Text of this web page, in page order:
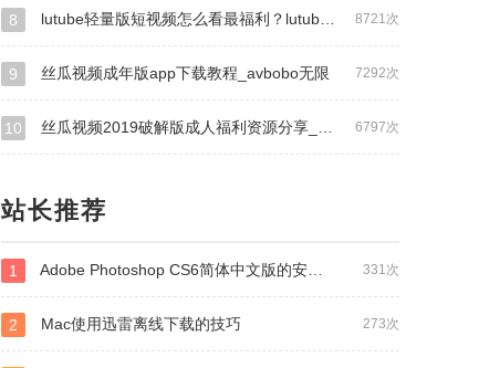
8721次
8 lutube轻量版短视频怎么看最福利？lutube轻量版短视频最新二维码地址解析！_雪梨pear看片
7292次
9 丝瓜视频成年版app下载教程_avbobo无限
6797次
10 丝瓜视频2019破解版成人福利资源分享_狐狸视频黄颜色软件百度
站长推荐
331次
1 Adobe Photoshop CS6简体中文版的安装及破解方法
273次
2 Mac使用迅雷离线下载的技巧